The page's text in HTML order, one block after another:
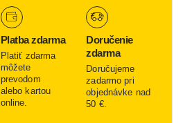
Platba zdarma
Platiť zdarma
môžete
prevodom
alebo kartou
online.
Doručenie
zdarma
Doručujeme
zadarmo pri
objednávke nad
50 €.